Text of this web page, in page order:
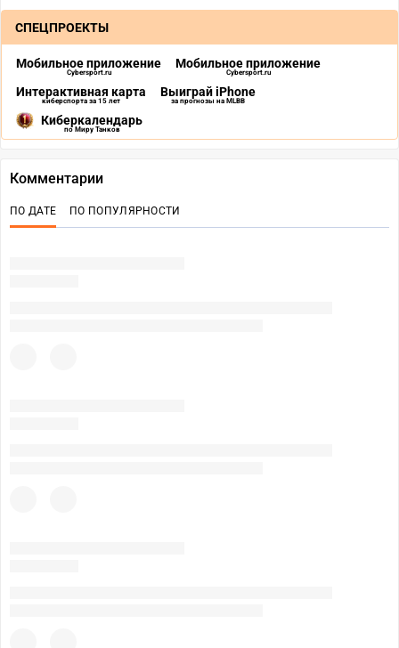
СПЕЦПРОЕКТЫ
Мобильное приложение
Cybersport.ru
Мобильное приложение
Cybersport.ru
Интерактивная карта
киберспорта за 15 лет
Выиграй iPhone
за прогнозы на MLBB
Киберкалендарь
по Миру Танков
Комментарии
ПО ДАТЕ ПО ПОПУЛЯРНОСТИ